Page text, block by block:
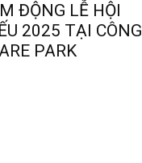
ĐỘNG LỄ HỘI
2025 TẠI CÔNG
PARK